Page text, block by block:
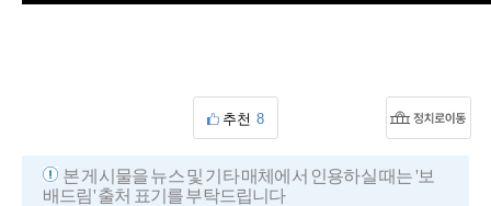
추천 8
본 게시물을 뉴스 및 기타 매체에서 인용하실 때는 '보
배드림' 출처 표기를 부탁드립니다